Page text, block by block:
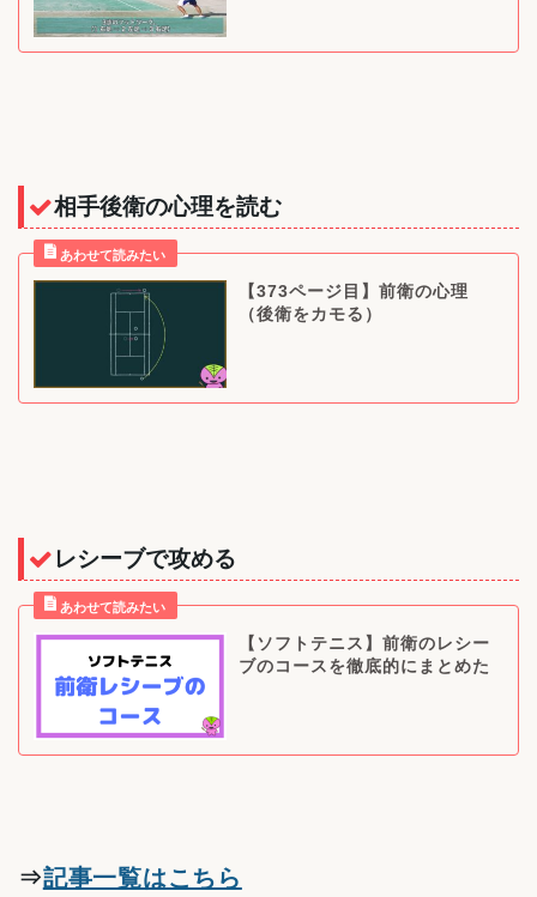
相手後衛の心理を読む
【373ページ目】前衛の心理
（後衛をカモる）
レシーブで攻める
【ソフトテニス】前衛のレシー
ブのコースを徹底的にまとめた
⇒記事一覧はこちら